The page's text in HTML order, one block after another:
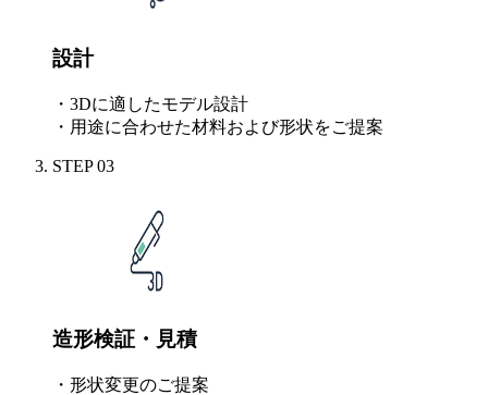
設計
・3Dに適したモデル設計
・用途に合わせた材料および形状をご提案
STEP 03
造形検証・見積
・形状変更のご提案